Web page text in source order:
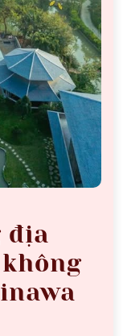
địa